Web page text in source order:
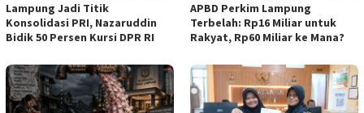
Lampung Jadi Titik
Konsolidasi PRI, Nazaruddin
Bidik 50 Persen Kursi DPR RI
APBD Perkim Lampung
Terbelah: Rp16 Miliar untuk
Rakyat, Rp60 Miliar ke Mana?